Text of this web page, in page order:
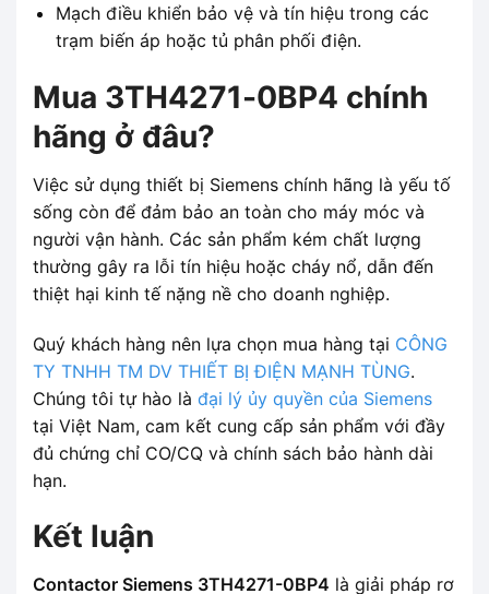
Mạch điều khiển bảo vệ và tín hiệu trong các
trạm biến áp hoặc tủ phân phối điện.
Mua 3TH4271-0BP4 chính
hãng ở đâu?
Việc sử dụng thiết bị Siemens chính hãng là yếu tố
sống còn để đảm bảo an toàn cho máy móc và
người vận hành. Các sản phẩm kém chất lượng
thường gây ra lỗi tín hiệu hoặc cháy nổ, dẫn đến
thiệt hại kinh tế nặng nề cho doanh nghiệp.
Quý khách hàng nên lựa chọn mua hàng tại CÔNG
TY TNHH TM DV THIẾT BỊ ĐIỆN MẠNH TÙNG.
Chúng tôi tự hào là đại lý ủy quyền của Siemens
tại Việt Nam, cam kết cung cấp sản phẩm với đầy
đủ chứng chỉ CO/CQ và chính sách bảo hành dài
hạn.
Kết luận
Contactor Siemens 3TH4271-0BP4 là giải pháp rơ